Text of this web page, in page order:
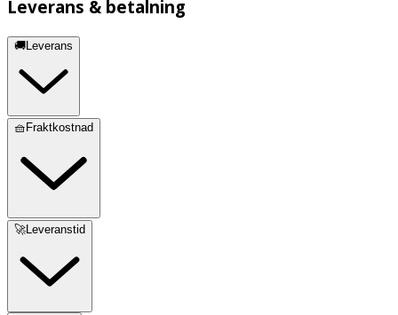
Leverans & betalning
🚚Leverans
🧺Fraktkostnad
🚀Leveranstid